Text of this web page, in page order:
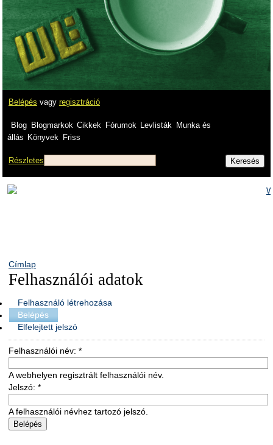
Belépés vagy regisztráció
Blog Blogmarkok Cikkek Fórumok Levlisták
Munka és
állás Könyvek Friss
Részletes
Címlap
Felhasználói adatok
Felhasználó létrehozása
Belépés
Elfelejtett jelszó
Felhasználói név: *
A webhelyen regisztrált felhasználói név.
Jelszó: *
A felhasználói névhez tartozó jelszó.